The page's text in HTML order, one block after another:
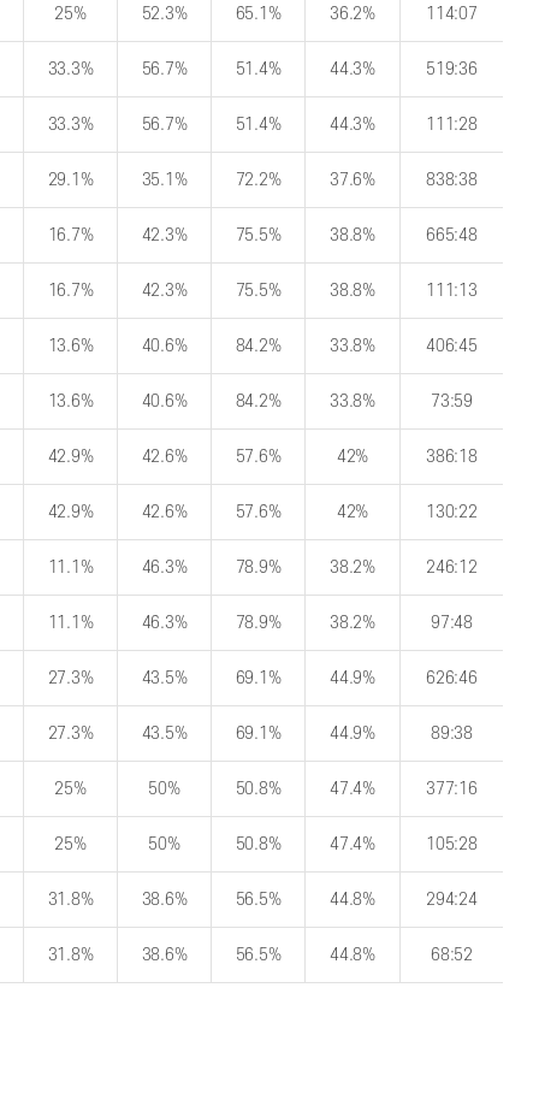
25% 52.3% 65.1% 36.2% 114:07
33.3% 56.7% 51.4% 44.3% 519:36
33.3% 56.7% 51.4% 44.3% 111:28
29.1% 35.1% 72.2% 37.6% 838:38
16.7% 42.3% 75.5% 38.8% 665:48
16.7% 42.3% 75.5% 38.8% 111:13
13.6% 40.6% 84.2% 33.8% 406:45
13.6% 40.6% 84.2% 33.8% 73:59
42.9% 42.6% 57.6% 42% 386:18
42.9% 42.6% 57.6% 42% 130:22
11.1% 46.3% 78.9% 38.2% 246:12
11.1% 46.3% 78.9% 38.2% 97:48
27.3% 43.5% 69.1% 44.9% 626:46
27.3% 43.5% 69.1% 44.9% 89:38
25% 50% 50.8% 47.4% 377:16
25% 50% 50.8% 47.4% 105:28
31.8% 38.6% 56.5% 44.8% 294:24
31.8% 38.6% 56.5% 44.8% 68:52